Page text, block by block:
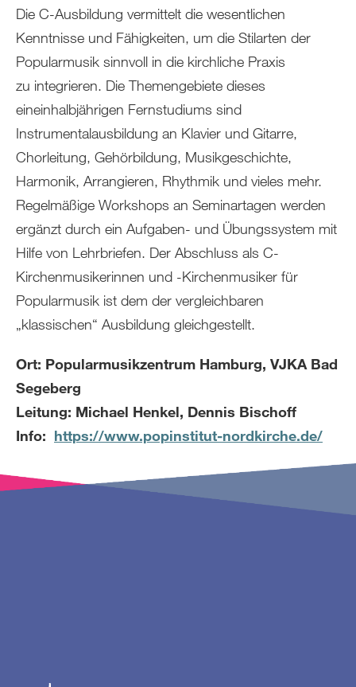
Die C-Ausbildung vermittelt die wesentlichen
Kenntnisse und Fähigkeiten, um die Stilarten der
Popularmusik sinnvoll in die kirchliche Praxis
zu integrieren. Die Themengebiete dieses
eineinhalbjährigen Fernstudiums sind
Instrumentalausbildung an Klavier und Gitarre,
Chorleitung, Gehörbildung, Musikgeschichte,
Harmonik, Arrangieren, Rhythmik und vieles mehr.
Regelmäßige Workshops an Seminartagen werden
ergänzt durch ein Aufgaben- und Übungssystem mit
Hilfe von Lehrbriefen. Der Abschluss als C-
Kirchenmusikerinnen und -Kirchenmusiker für
Popularmusik ist dem der vergleichbaren
„klassischen“ Ausbildung gleichgestellt.
Ort: Popularmusikzentrum Hamburg, VJKA Bad
Segeberg
Leitung: Michael Henkel, Dennis Bischoff
Info: https://www.popinstitut-nordkirche.de/